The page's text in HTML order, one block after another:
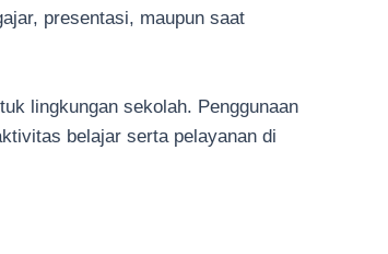
presentasi, maupun saat
lingkungan sekolah. Penggunaan
belajar serta pelayanan di